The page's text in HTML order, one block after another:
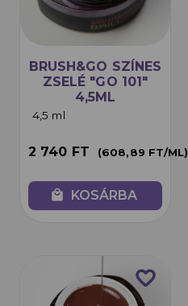
BRUSH&GO SZÍNES
ZSELÉ "GO 101"
4,5ML
4,5 ml
2 740 FT (608,89 FT/ML)
local_mall KOSÁRBA
favorite_border